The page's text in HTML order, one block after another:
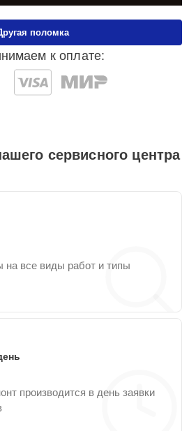
к оплате:
поломка
сервисного центра
на все виды работ и типы
производится в день заявки